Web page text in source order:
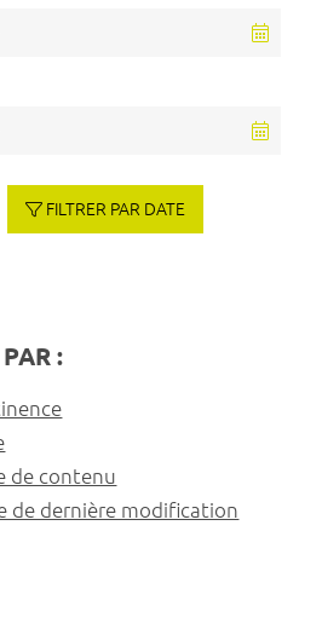
FILTRER PAR DATE
:
de contenu
de dernière modification